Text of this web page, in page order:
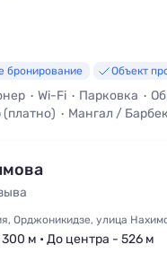
бронирование Объект
Wi-Fi Парковка
Мангал /
Орджоникидзе, улица
м • До центра - 526 м